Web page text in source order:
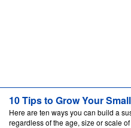
10 Tips to Grow Your
Here are ten ways you can build a
regardless of the age, size or scale